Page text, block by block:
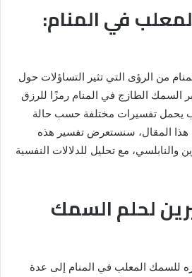
في المنام:
من الرؤى التي تثير التساؤلات حول
السمك الطازج في المنام رمزًا للرزق
يحمل تفسيرات مختلفة حسب حالة
هذا المقال، سنستعرض تفسير هذه
والنابلسي، مع تحليل للدلالات النفسية
لحلم السمك
للسمك المعلب في المنام إلى عدة